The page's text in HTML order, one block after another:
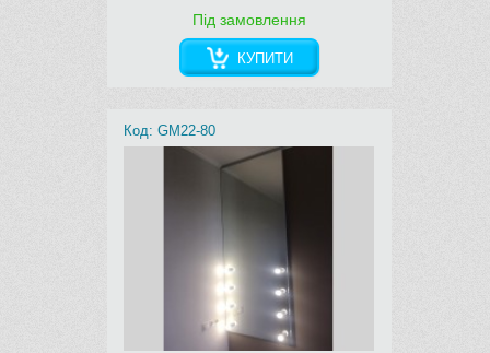
Під замовлення
КУПИТИ
Код: GM22-80